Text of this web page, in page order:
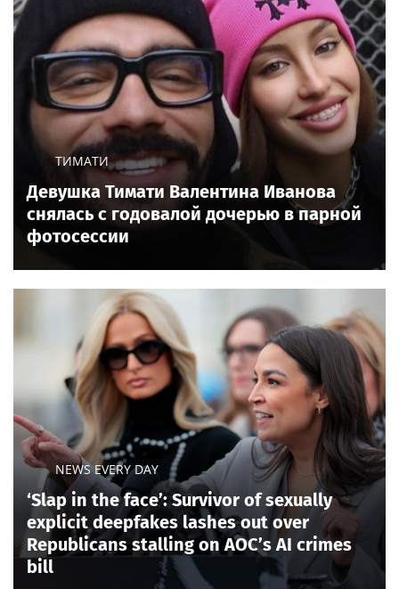
ТИМАТИ
Девушка Тимати Валентина Иванова
снялась с годовалой дочерью в парной
фотосессии
NEWS EVERY DAY
‘Slap in the face’: Survivor of sexually
explicit deepfakes lashes out over
Republicans stalling on AOC’s AI crimes
bill